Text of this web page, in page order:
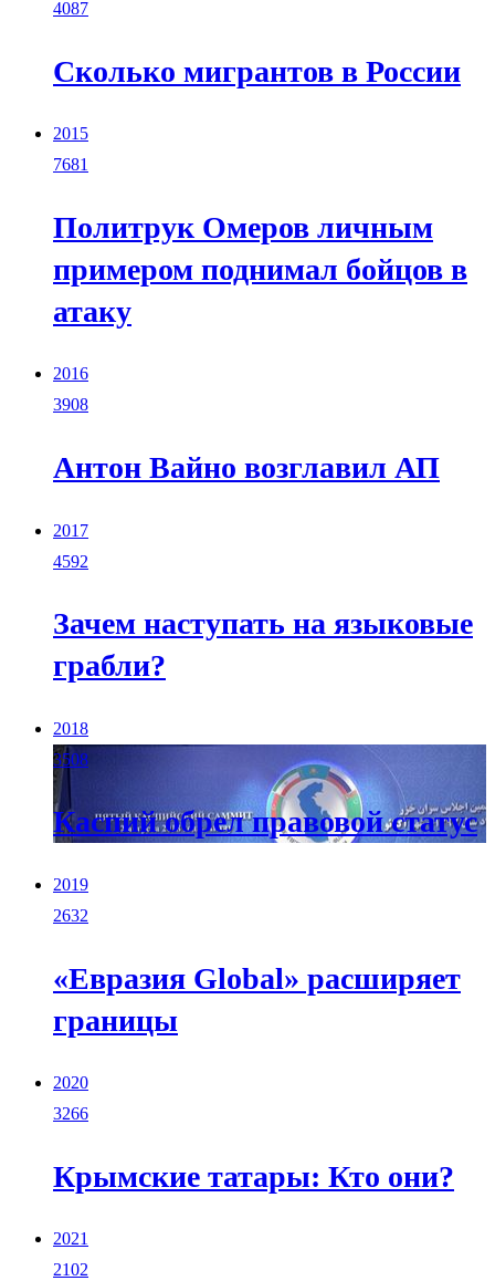
4087
Сколько мигрантов в России
2015
7681
Политрук Омеров личным
примером поднимал бойцов в
атаку
2016
3908
Антон Вайно возглавил АП
2017
4592
Зачем наступать на языковые
грабли?
2018
3508
Каспий обрел правовой статус
2019
2632
«Евразия Global» расширяет
границы
2020
3266
Крымские татары: Кто они?
2021
2102